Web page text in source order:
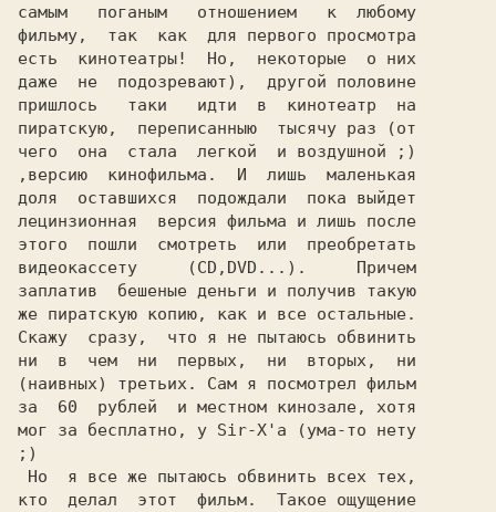
самым   поганым   отношением   к  любому
фильму,  так  как  для первого просмотра
есть  кинотеатры!  Но,  некоторые  о них
даже  не  подозревают),  другой половине
пришлось   таки   идти  в  кинотеатр  на
пиратскую,  переписанныю  тысячу раз (от
чего  она  стала  легкой  и воздушной ;)
,версию  кинофильма.  И  лишь  маленькая
доля  оставшихся  подождали  пока выйдет
лецинзионная  версия фильма и лишь после
этого  пошли  смотреть  или  преобретать
видеокассету     (CD,DVD...).     Причем
же пиратскую копию, как и все остальные.
Скажу  сразу,  что я не пытаюсь обвинить
ни  в  чем  ни  первых,  ни  вторых,  ни
(наивных) третьих. Сам я посмотрел фильм
за  60  рублей  и местном кинозале, хотя
мог за бесплатно, у Sir-X'a (ума-то нету
;)
кто  делал  этот  фильм.  Такое ощущение